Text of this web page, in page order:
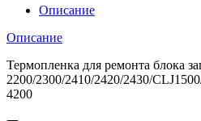
Описание
Описание
Термопленка для ремонта блока
2200/2300/2410/2420/2430/
4200